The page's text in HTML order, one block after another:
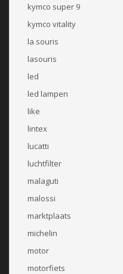
kymco super 9
kymco vitality
la souris
lasouris
led
led lampen
like
lintex
lucatti
luchtfilter
malaguti
malossi
marktplaats
michelin
motor
motorfiets